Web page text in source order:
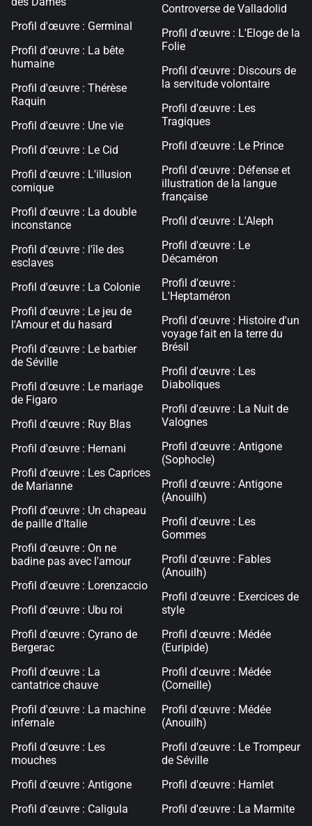
Profil d'œuvre : Germinal
Profil d'œuvre : La bête
humaine
Profil d'œuvre : Thérèse
Raquin
Profil d'œuvre : Une vie
Profil d'œuvre : Le Cid
Profil d'œuvre : L'illusion
comique
Profil d'œuvre : La double
inconstance
Profil d'œuvre : l'île des
esclaves
Profil d'œuvre : La Colonie
Profil d'œuvre : Le jeu de
l'Amour et du hasard
Profil d'œuvre : Le barbier
de Séville
Profil d'œuvre : Le mariage
de Figaro
Profil d'œuvre : Ruy Blas
Profil d'œuvre : Hernani
Profil d'œuvre : Les Caprices
de Marianne
Profil d'œuvre : Un chapeau
de paille d'Italie
Profil d'œuvre : On ne
badine pas avec l'amour
Profil d'œuvre : Lorenzaccio
Profil d'œuvre : Ubu roi
Profil d'œuvre : Cyrano de
Bergerac
Profil d'œuvre : La
cantatrice chauve
Profil d'œuvre : La machine
infernale
Profil d'œuvre : Les
mouches
Profil d'œuvre : Antigone
Profil d'œuvre : Caligula
Controverse de Valladolid
Profil d'œuvre : L'Eloge de la
Folie
Profil d'œuvre : Discours de
la servitude volontaire
Profil d'œuvre : Les
Tragiques
Profil d'œuvre : Le Prince
Profil d'œuvre : Défense et
illustration de la langue
française
Profil d'œuvre : L'Aleph
Profil d'œuvre : Le
Décaméron
Profil d'œuvre :
L'Heptaméron
Profil d'œuvre : Histoire d'un
voyage fait en la terre du
Brésil
Profil d'œuvre : Les
Diaboliques
Profil d'œuvre : La Nuit de
Valognes
Profil d'œuvre : Antigone
(Sophocle)
Profil d'œuvre : Antigone
(Anouilh)
Profil d'œuvre : Les
Gommes
Profil d'œuvre : Fables
(Anouilh)
Profil d'œuvre : Exercices de
style
Profil d'œuvre : Médée
(Euripide)
Profil d'œuvre : Médée
(Corneille)
Profil d'œuvre : Médée
(Anouilh)
Profil d'œuvre : Le Trompeur
de Séville
Profil d'œuvre : Hamlet
Profil d'œuvre : La Marmite